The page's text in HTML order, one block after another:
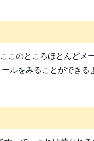
のところほとんどメ
ルをみることができ